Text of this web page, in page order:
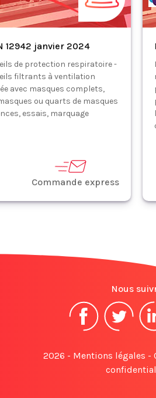
12942 janvier 2024
de protection respiratoire -
filtrants à ventilation
avec masques complets,
ou quarts de masques
essais, marquage
Commande express
Nous
2026 - Mentions légales -